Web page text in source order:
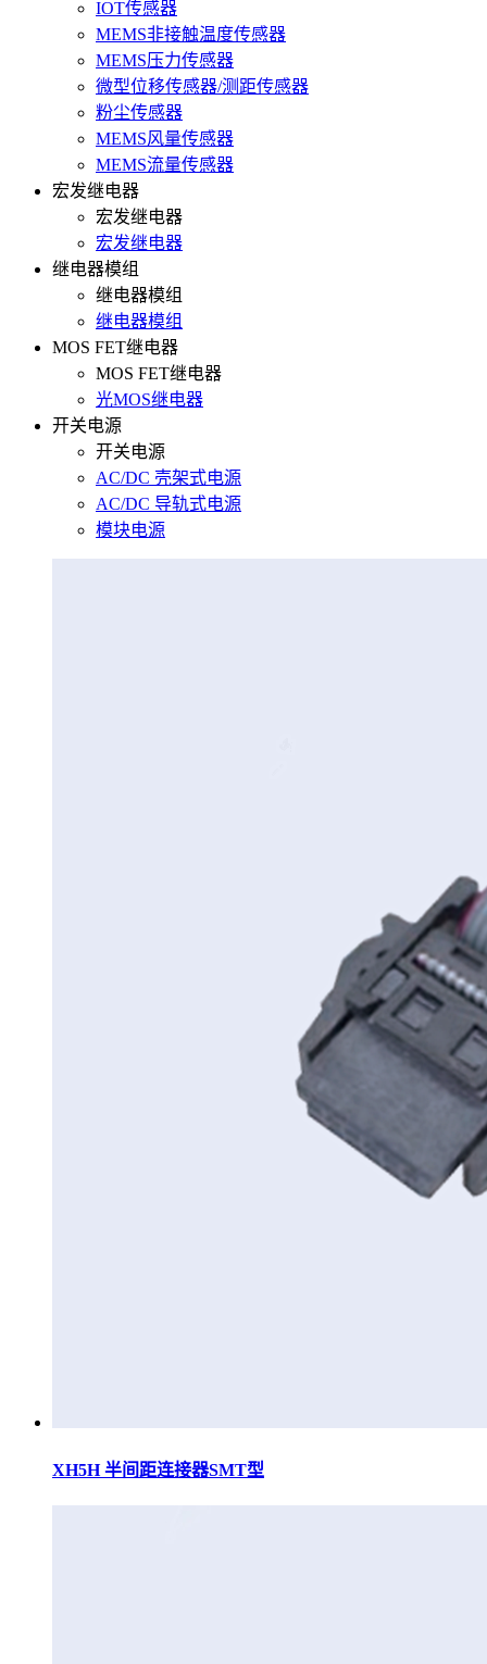
IOT传感器
MEMS非接触温度传感器
MEMS压力传感器
微型位移传感器/测距传感器
粉尘传感器
MEMS风量传感器
MEMS流量传感器
宏发继电器
宏发继电器
宏发继电器
继电器模组
继电器模组
继电器模组
MOS FET继电器
MOS FET继电器
光MOS继电器
开关电源
开关电源
AC/DC 壳架式电源
AC/DC 导轨式电源
模块电源
XH5H 半间距连接器SMT型